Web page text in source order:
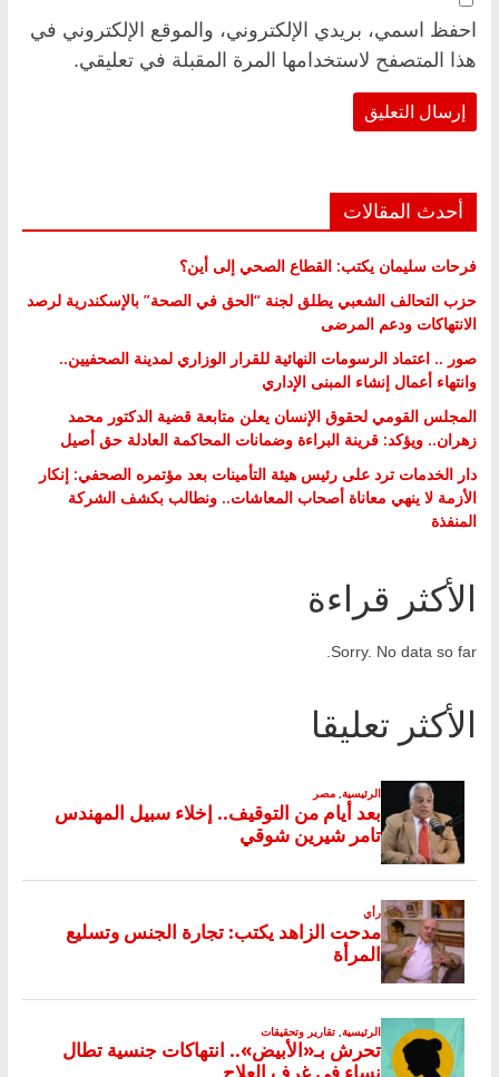
احفظ اسمي، بريدي الإلكتروني، والموقع الإلكتروني في
هذا المتصفح لاستخدامها المرة المقبلة في تعليقي.
أحدث المقالات
فرحات سليمان يكتب: القطاع الصحي إلى أين؟
حزب التحالف الشعبي يطلق لجنة “الحق في الصحة” بالإسكندرية لرصد
الانتهاكات ودعم المرضى
صور .. اعتماد الرسومات النهائية للقرار الوزاري لمدينة الصحفيين..
وانتهاء أعمال إنشاء المبنى الإداري
المجلس القومي لحقوق الإنسان يعلن متابعة قضية الدكتور محمد
زهران.. ويؤكد: قرينة البراءة وضمانات المحاكمة العادلة حق أصيل
دار الخدمات ترد على رئيس هيئة التأمينات بعد مؤتمره الصحفي: إنكار
الأزمة لا ينهي معاناة أصحاب المعاشات.. ونطالب بكشف الشركة
المنفذة
الأكثر قراءة
Sorry. No data so far.
الأكثر تعليقا